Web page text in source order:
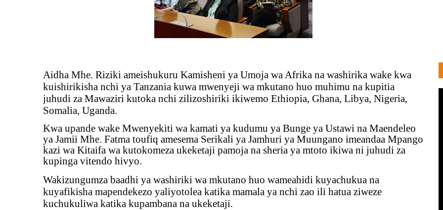
Aidha Mhe. Riziki ameishukuru Kamisheni ya Umoja wa Afrika na washirika wake kwa
kuishirikisha nchi ya Tanzania kuwa mwenyeji wa mkutano huo muhimu na kupitia
juhudi za Mawaziri kutoka nchi zilizoshiriki ikiwemo Ethiopia, Ghana, Libya, Nigeria,
Somalia, Uganda.
Kwa upande wake Mwenyekiti wa kamati ya kudumu ya Bunge ya Ustawi na Maendeleo
ya Jamii Mhe. Fatma toufiq amesema Serikali ya Jamhuri ya Muungano imeandaa Mpango
kazi wa Kitaifa wa kutokomeza ukeketaji pamoja na sheria ya mtoto ikiwa ni juhudi za
kupinga vitendo hivyo.
Wakizungumza baadhi ya washiriki wa mkutano huo wameahidi kuyachukua na
kuyafikisha mapendekezo yaliyotolea katika mamala ya nchi zao ili hatua ziweze
kuchukuliwa katika kupambana na ukeketaji.